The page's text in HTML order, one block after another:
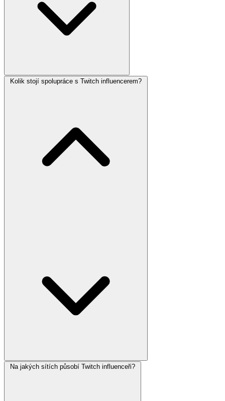
Kolik stojí spolupráce s Twitch influencerem?
Na jakých sítích působí Twitch influenceři?